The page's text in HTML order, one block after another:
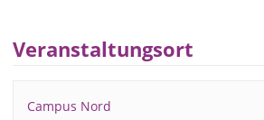
Veranstaltungsort
Campus Nord